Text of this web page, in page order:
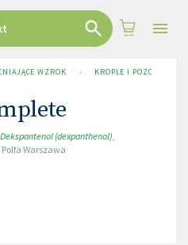
WZROK › KROPLE I POZOSTAŁE
Dekspantenol (dexpanthenol),
Polfa Warszawa